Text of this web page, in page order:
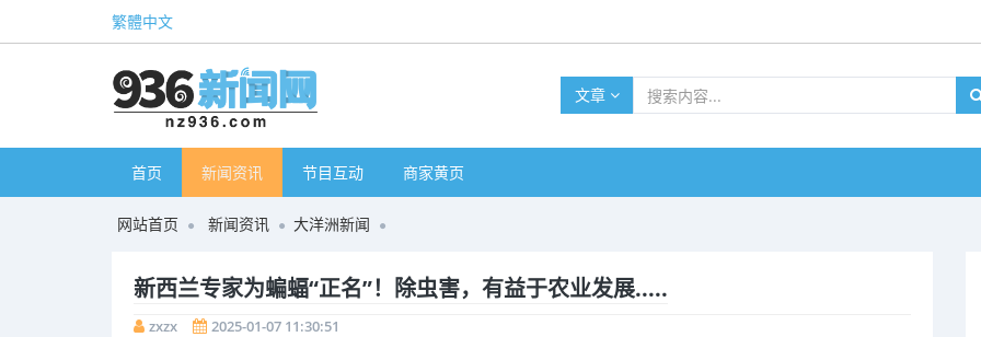
繁體中文
文章
首页 新闻资讯 节目互动 商家黄页
网站首页 新闻资讯 大洋洲新闻
新西兰专家为蝙蝠“正名”！除虫害，有益于农业发展.....
zxzx 2025-01-07 11:30:51